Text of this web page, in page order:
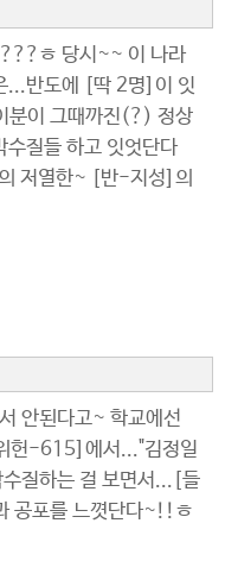
ㅎ 당시~~ 이 나라
...반도에 [딱 2명]이 잇
분이 그때까진(?) 정상
질들 하고 잇엇단다
저열한~ [반-지성]의
안된다고~ 학교에선
헌-615]에서..."김정일
질하는 걸 보면서...[들
공포를 느꼇단다~!!ㅎ